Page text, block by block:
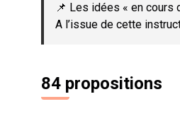
📌 Les idées « en cours
A l’issue de cette
84 propositions